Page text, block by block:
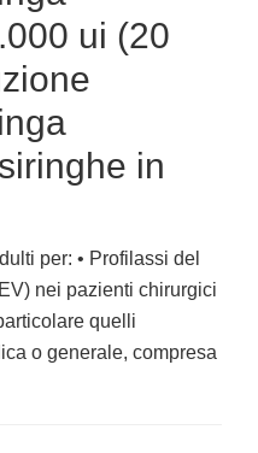
ui (20
in
per: • Profilassi del
nei pazienti chirurgici
quelli
o generale, compresa